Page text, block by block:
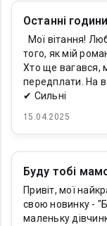
Останні
того, як мій
Хто ще вагався,
передплати. На вас чекає: ✔ Непередбачуваний сюжет
✔ Сильні
15.04.2025
Буду тобі
Привіт, мої найкращі)) Прийшла до вас
свою новинку -
маленьку